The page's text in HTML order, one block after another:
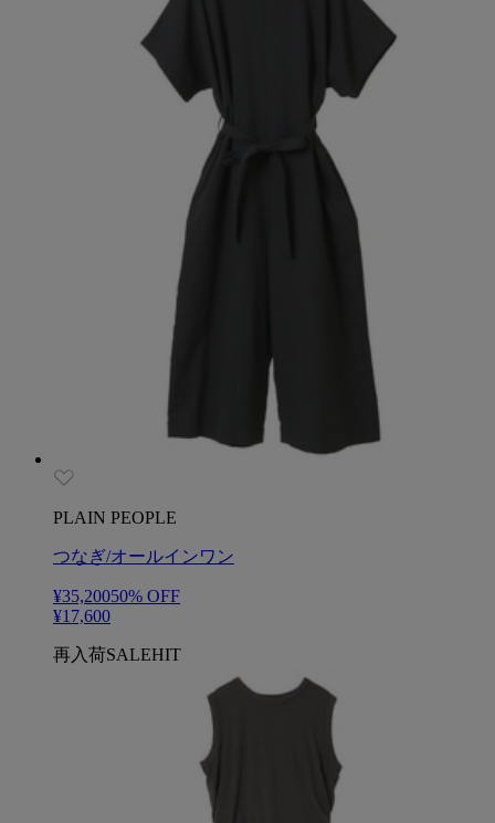
PLAIN PEOPLE
つなぎ/オールインワン
¥35,20050% OFF
¥17,600
再入荷SALEHIT